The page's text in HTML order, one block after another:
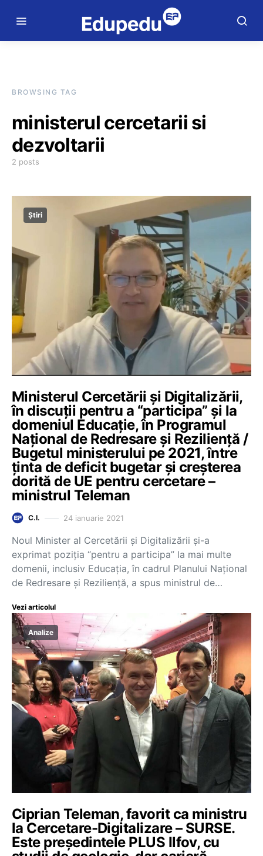
BROWSING TAG
ministerul cercetarii si
dezvoltarii
2 posts
Știri
Ministerul Cercetării și Digitalizării,
în discuții pentru a “participa” și la
domeniul Educație, în Programul
Național de Redresare și Reziliență /
Bugetul ministerului pe 2021, între
ținta de deficit bugetar și creșterea
dorită de UE pentru cercetare –
ministrul Teleman
C.I. 24 ianuarie 2021
Noul Minister al Cercetării și Digitalizării și-a
exprimat poziția “pentru a participa” la mai multe
domenii, inclusiv Educația, în cadrul Planului Național
de Redresare și Reziliență, a spus ministrul de…
Vezi articolul
Analize
Ciprian Teleman, favorit ca ministru
la Cercetare-Digitalizare – SURSE.
Este președintele PLUS Ilfov, cu